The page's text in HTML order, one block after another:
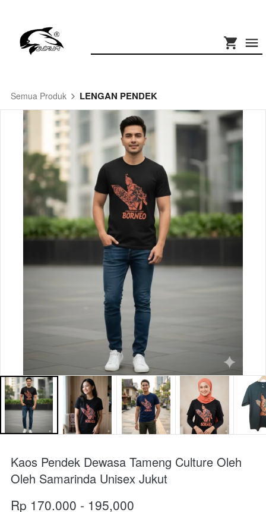
Semua Produk LENGAN PENDEK
Kaos Pendek Dewasa Tameng Culture Oleh
Oleh Samarinda Unisex Jukut
Rp 170.000 - 195,000